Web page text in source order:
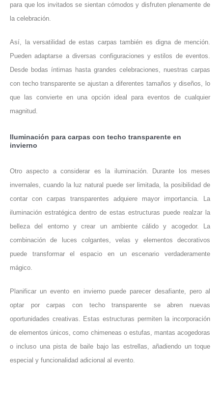
para que los invitados se sientan cómodos y disfruten plenamente de
la celebración.
Así, la versatilidad de estas carpas también es digna de mención.
Pueden adaptarse a diversas configuraciones y estilos de eventos.
Desde bodas íntimas hasta grandes celebraciones, nuestras carpas
con techo transparente se ajustan a diferentes tamaños y diseños, lo
que las convierte en una opción ideal para eventos de cualquier
magnitud.
Iluminación para carpas con techo transparente en
invierno
Otro aspecto a considerar es la iluminación. Durante los meses
invernales, cuando la luz natural puede ser limitada, la posibilidad de
contar con carpas transparentes adquiere mayor importancia. La
iluminación estratégica dentro de estas estructuras puede realzar la
belleza del entorno y crear un ambiente cálido y acogedor. La
combinación de luces colgantes, velas y elementos decorativos
puede transformar el espacio en un escenario verdaderamente
mágico.
Planificar un evento en invierno puede parecer desafiante, pero al
optar por carpas con techo transparente se abren nuevas
oportunidades creativas. Estas estructuras permiten la incorporación
de elementos únicos, como chimeneas o estufas, mantas acogedoras
o incluso una pista de baile bajo las estrellas, añadiendo un toque
especial y funcionalidad adicional al evento.